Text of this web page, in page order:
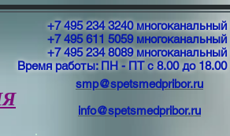
+7 495 234 3240 многоканальный
+7 495 611 5059 многоканальный
+7 495 234 8089 многоканальный
Время работы: ПН - ПТ с 8.00 до 18.00
smp@spetsmedpribor.ru
info@spetsmedpribor.ru